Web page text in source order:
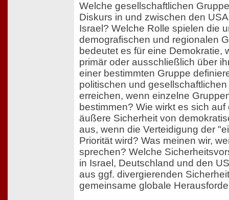
Welche gesellschaftlichen
Diskurs in und zwischen den
Israel? Welche Rolle spielen die
demografischen und regionalen
bedeutet es für eine Demokratie,
primär oder ausschließlich über
einer bestimmten Gruppe
politischen und
erreichen, wenn einzelne
bestimmen? Wie wirkt es sich
äußere Sicherheit von
aus, wenn die Verteidigung der
Priorität wird? Was meinen wir,
sprechen? Welche
in Israel, Deutschland und den
aus ggf. divergierenden
gemeinsame globale